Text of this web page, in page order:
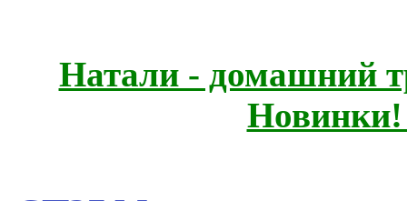
Натали - домашний